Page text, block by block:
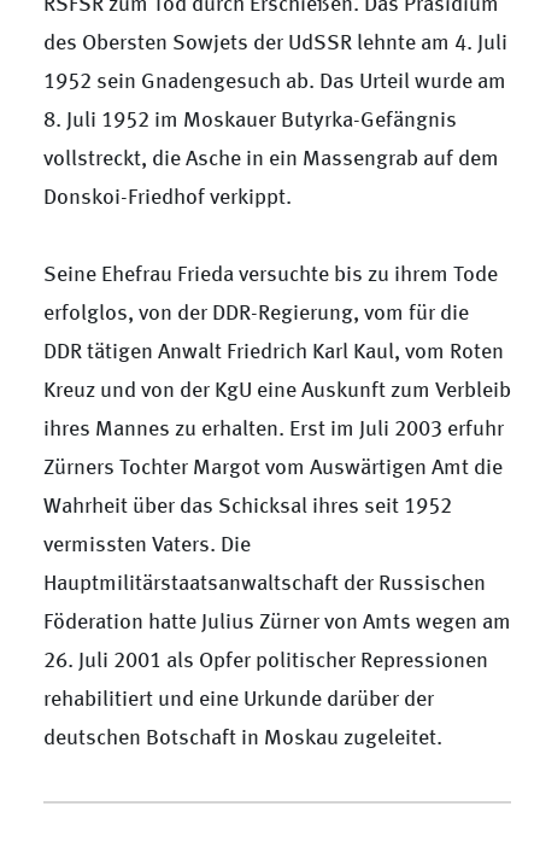
RSFSR zum Tod durch Erschießen. Das Präsidium
des Obersten Sowjets der UdSSR lehnte am 4. Juli
1952 sein Gnadengesuch ab. Das Urteil wurde am
8. Juli 1952 im Moskauer Butyrka-Gefängnis
vollstreckt, die Asche in ein Massengrab auf dem
Donskoi-Friedhof verkippt.
Seine Ehefrau Frieda versuchte bis zu ihrem Tode
erfolglos, von der DDR-Regierung, vom für die
DDR tätigen Anwalt Friedrich Karl Kaul, vom Roten
Kreuz und von der KgU eine Auskunft zum Verbleib
ihres Mannes zu erhalten. Erst im Juli 2003 erfuhr
Zürners Tochter Margot vom Auswärtigen Amt die
Wahrheit über das Schicksal ihres seit 1952
vermissten Vaters. Die
Hauptmilitärstaatsanwaltschaft der Russischen
Föderation hatte Julius Zürner von Amts wegen am
26. Juli 2001 als Opfer politischer Repressionen
rehabilitiert und eine Urkunde darüber der
deutschen Botschaft in Moskau zugeleitet.